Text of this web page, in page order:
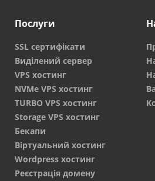
Послуги
SSL сертифікати
Виділений сервер
VPS хостинг
NVMe VPS хостинг
TURBO VPS хостинг
Storage VPS хостинг
Бекапи
Віртуальний хостинг
Wordpress хостинг
Реєстрація домену